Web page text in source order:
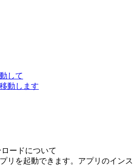
して
動します
ードについて
リを起動できます。アプリのインス